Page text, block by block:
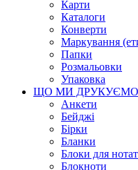
Карти
Каталоги
Конверти
Маркування
Папки
Розмальовки
Упаковка
ЩО МИ
Анкети
Бейджі
Бірки
Бланки
Блоки для
Блокноти